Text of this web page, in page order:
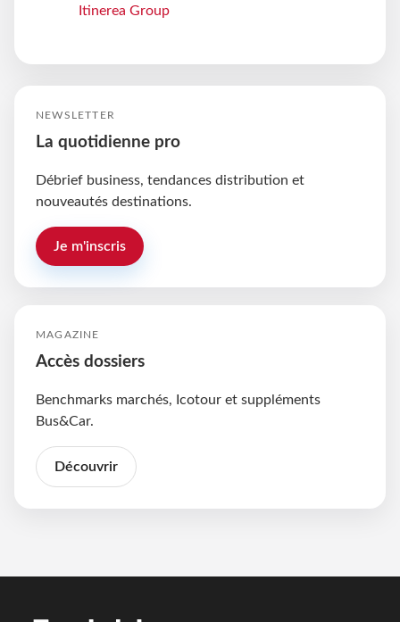
Itinerea Group
NEWSLETTER
La quotidienne pro
Débrief business, tendances distribution et
nouveautés destinations.
Je m'inscris
MAGAZINE
Accès dossiers
Benchmarks marchés, Icotour et suppléments
Bus&Car.
Découvrir